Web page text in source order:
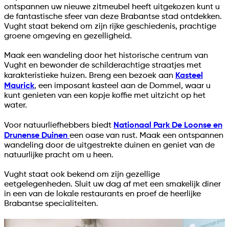
ontspannen uw nieuwe zitmeubel heeft uitgekozen kunt u
de fantastische sfeer van deze Brabantse stad ontdekken.
Vught staat bekend om zijn rijke geschiedenis, prachtige
groene omgeving en gezelligheid.
Maak een wandeling door het historische centrum van
Vught en bewonder de schilderachtige straatjes met
karakteristieke huizen. Breng een bezoek aan Kasteel
Maurick, een imposant kasteel aan de Dommel, waar u
kunt genieten van een kopje koffie met uitzicht op het
water.
Voor natuurliefhebbers biedt Nationaal Park De Loonse en
Drunense Duinen een oase van rust. Maak een ontspannen
wandeling door de uitgestrekte duinen en geniet van de
natuurlijke pracht om u heen.
Vught staat ook bekend om zijn gezellige
eetgelegenheden. Sluit uw dag af met een smakelijk diner
in een van de lokale restaurants en proef de heerlijke
Brabantse specialiteiten.